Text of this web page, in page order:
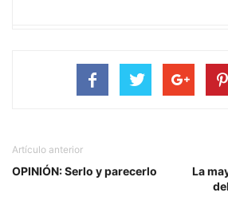
Artículo anterior
OPINIÓN: Serlo y parecerlo
La